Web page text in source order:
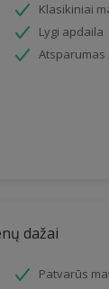
Klasikiniai
Lygi apdaila
Atsparumas
dažai
Patvarūs